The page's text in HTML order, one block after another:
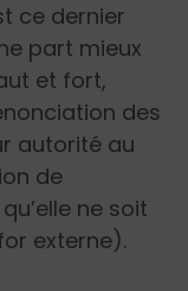
ce dernier
part mieux
et fort,
des
autorité au
de
ne soit
externe).